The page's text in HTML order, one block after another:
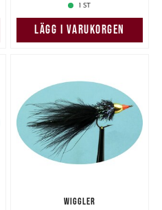
1 ST
LÄGG I VARUKORGEN
WIGGLER